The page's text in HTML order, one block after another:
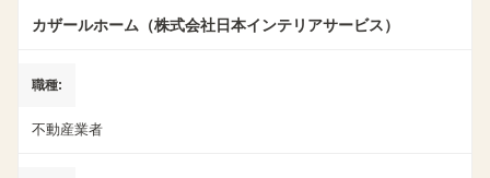
カザールホーム（株式会社日本インテリアサービス）
職種
不動産業者